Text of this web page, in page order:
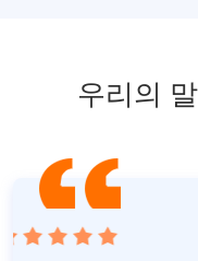
우리의